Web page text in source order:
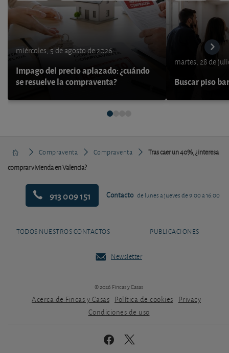
miércoles, 5 de agosto de 2026
Impago del precio aplazado: ¿cuándo
se resuelve la compraventa?
martes, 28 de
Buscar piso
Compraventa Compraventa
Tras caer un 40%, ¿interesa
comprar vivienda en Valencia?
913 009 151 Contacto de lunes a jueves de 9:00 a 16:00
TODOS NUESTROS CONTACTOS PUBLICACIONES
Newsletter
© 2026 Fincas y Casas
Acerca de Fincas y Casas Política de cookies
Privacy
Condiciones de uso